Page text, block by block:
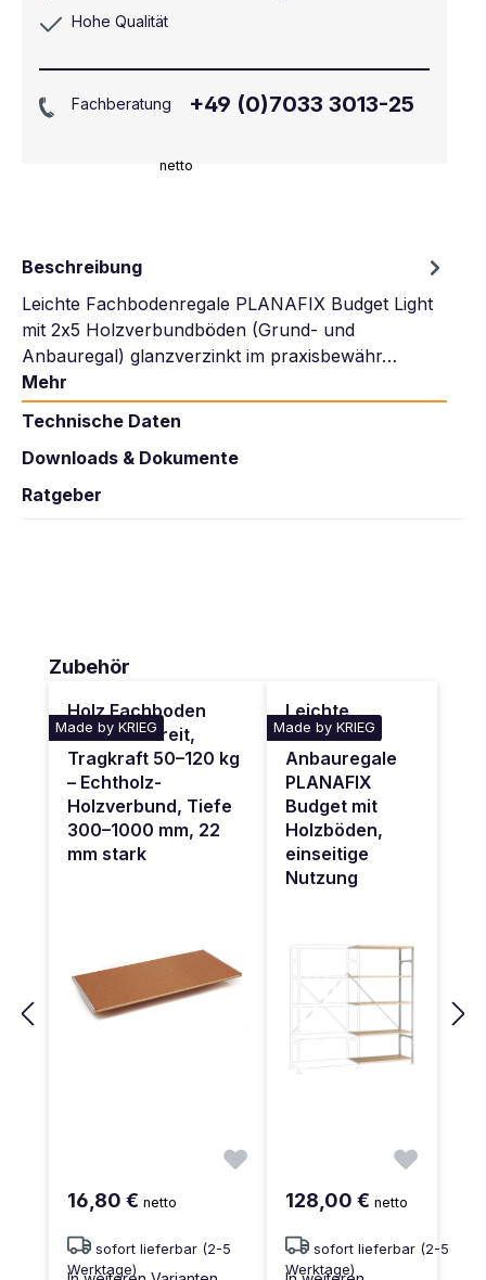
netto
Hohe Qualität
Fachberatung +49 (0)7033 3013-25
Beschreibung
Leichte Fachbodenregale PLANAFIX Budget Light
mit 2x5 Holzverbundböden (Grund- und
Anbauregal) glanzverzinkt im praxisbewähr…
Mehr
Technische Daten
Downloads & Dokumente
Ratgeber
Produktgalerie überspringen
Zubehör
Made by KRIEG
Holz Fachboden
1000 mm breit,
Tragkraft 50–120 kg
– Echtholz-
Holzverbund, Tiefe
300–1000 mm, 22
mm stark
16,80 € netto
sofort lieferbar (2-5
Werktage)
Made by KRIEG
Leichte
Fachboden
Anbauregale
PLANAFIX
Budget mit
Holzböden,
einseitige
Nutzung
128,00 €netto
sofort lieferbar (2-5
Werktage)